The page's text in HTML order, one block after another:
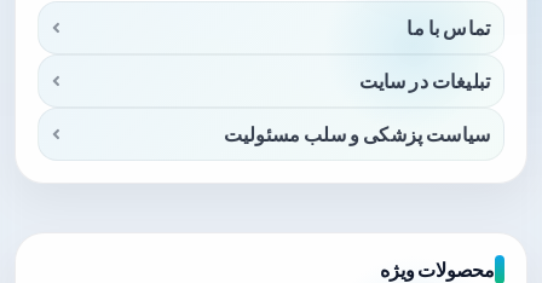
تماس با ما
تبلیغات در سایت
سیاست پزشکی و سلب مسئولیت
محصولات ویژه